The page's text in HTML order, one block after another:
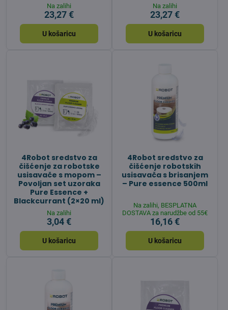
Na zalihi
23,27 €
U košaricu
Na zalihi
23,27 €
U košaricu
4Robot sredstvo za
čišćenje za robotske
usisavače s mopom –
Povoljan set uzoraka
Pure Essence +
Blackcurrant (2×20 ml)
Na zalihi
3,04 €
U košaricu
4Robot sredstvo za
čišćenje robotskih
usisavača s brisanjem
– Pure essence 500ml
Na zalihi, BESPLATNA
DOSTAVA za narudžbe od 55€
16,16 €
U košaricu